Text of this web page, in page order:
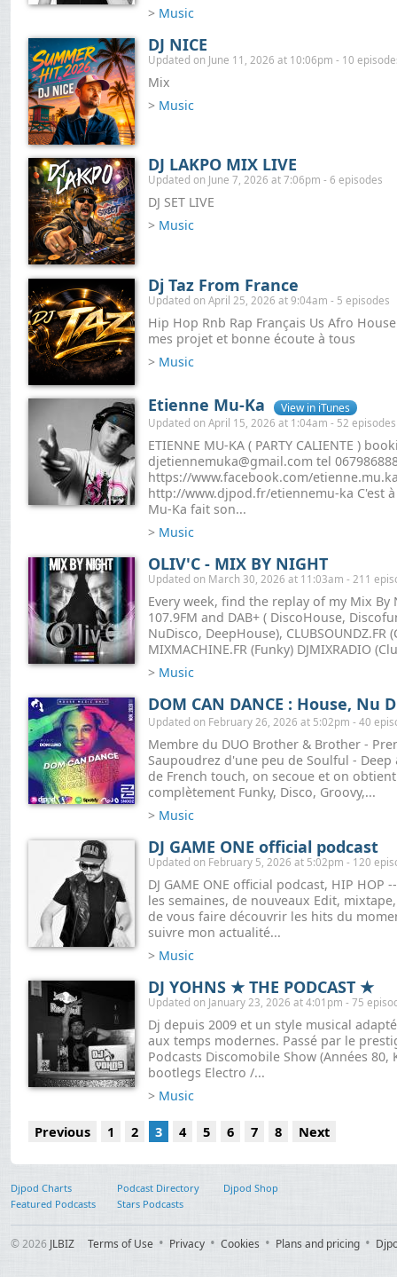
> Music
DJ NICE
Updated on June 11, 2026 at 10:06pm - 10
Mix
> Music
DJ LAKPO MIX LIVE
Updated on June 7, 2026 at 7:06pm - 6 episodes
DJ SET LIVE
> Music
Dj Taz From France
Updated on April 25, 2026 at 9:04am - 5 episodes
Hip Hop Rnb Rap Français Us Afro
mes projet et bonne écoute à tous
> Music
Etienne Mu-Ka View in iTunes
Updated on April 15, 2026 at 1:04am - 52 episodes
ETIENNE MU-KA ( PARTY CALIENTE )
djetiennemuka@gmail.com tel
https://www.facebook.com/
http://www.djpod.fr/etiennemu-ka C'est à
Mu-Ka fait son...
> Music
OLIV'C - MIX BY NIGHT
Updated on March 30, 2026 at 11:03am - 211
Every week, find the replay of my Mix By
107.9FM and DAB+ ( DiscoHouse,
NuDisco, DeepHouse), CLUBSOUNDZ.FR
MIXMACHINE.FR (Funky) DJMIXRADIO
> Music
DOM CAN DANCE : House, Nu
Updated on February 26, 2026 at 5:02pm - 40
Membre du DUO Brother & Brother -
Saupoudrez d'une peu de Soulful - Deep
de French touch, on secoue et on
complètement Funky, Disco, Groovy,...
> Music
DJ GAME ONE official podcast
Updated on February 5, 2026 at 5:02pm - 120
DJ GAME ONE official podcast, HIP HOP
les semaines, de nouveaux Edit,
de vous faire découvrir les hits du
suivre mon actualité...
> Music
DJ YOHNS ★ THE PODCAST ★
Updated on January 23, 2026 at 4:01pm - 75
Dj depuis 2009 et un style musical
aux temps modernes. Passé par le
Podcasts Discomobile Show (Années 80,
bootlegs Electro /...
> Music
Previous 1 2 3 4 5 6 7 8 Next
Djpod Charts Podcast Directory
Djpod Shop
Featured Podcasts
Stars Podcasts
© 2026 JLBIZ Terms of Use Privacy Cookies Plans and pricing